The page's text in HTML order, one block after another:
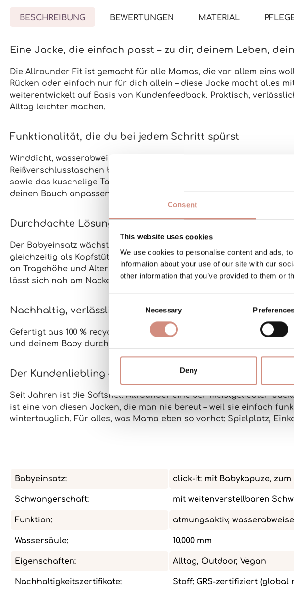
Consent
This website uses cookies
We use cookies to personalise content and ads,
information about your use of our site with our
other information that you’ve provided to them or
Necessary Preferences
Deny
BESCHREIBUNG BEWERTUNGEN MATERIAL
Eine Jacke, die einfach passt – zu dir, deinem Leben,
Die Allrounder Fit ist gemacht für alle Mamas, die vor allem eins
Rücken oder einfach nur für dich allein – diese Jacke macht alles
weiterentwickelt auf Basis von Kundenfeedback. Praktisch,
Alltag leichter machen.
Funktionalität, die du bei jedem Schritt spürst
Winddicht, wasserabweisend
Reißverschlusstaschen bewahren alles Wichtige sicher auf, ein
sowie das kuschelige Taschenfutter
deinen Bauch anpassen – für perfekten Sitz in jeder Phase.
Durchdachte Lösungen von Mamas für Mamas
Der Babyeinsatz wächst flexibel mit deinem Baby mit und bringt eine
gleichzeitig als Kopfstütze , wenn dein Baby einschläft – einfach an
an Tragehöhe und Alter deines Babys anpassen. Und beim
lässt sich nah am Nacken fixieren. So hat dein Babyfreie Sicht und
Nachhaltig, verlässlich, gemacht für lange Nutzung
Gefertigt aus 100 % recyceltem Polyester, frei von PFAS und FCund
und deinem Baby durchdachten Schutz – und schont dabei auch die
Der Kundenliebling – jetzt noch besser
Seit Jahren ist die Softshell Allroundereine der meistgeliebten
ist eine von diesen Jacken, die man nie bereut – weil sie einfach
wintertauglich. Für alles, was Mama eben so vorhat: Spielplatz,
Babyeinsatz: click-it: mit Babykapuze,
Schwangerschaft: mit weitenverstellbaren
Funktion: atmungsaktiv,
Wassersäule: 10.000 mm
Eigenschaften: Alltag, Outdoor, Vegan
Nachhaltigkeitszertifikate: Stoff: GRS-zertifiziert